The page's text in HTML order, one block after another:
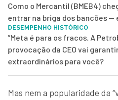
Como o Mercantil (BMEB4)
entrar na briga dos bancões —
DESEMPENHO HISTÓRICO
“Meta é para os fracos. A
provocação da CEO vai
extraordinários para você?
Mas nem a popularidade da